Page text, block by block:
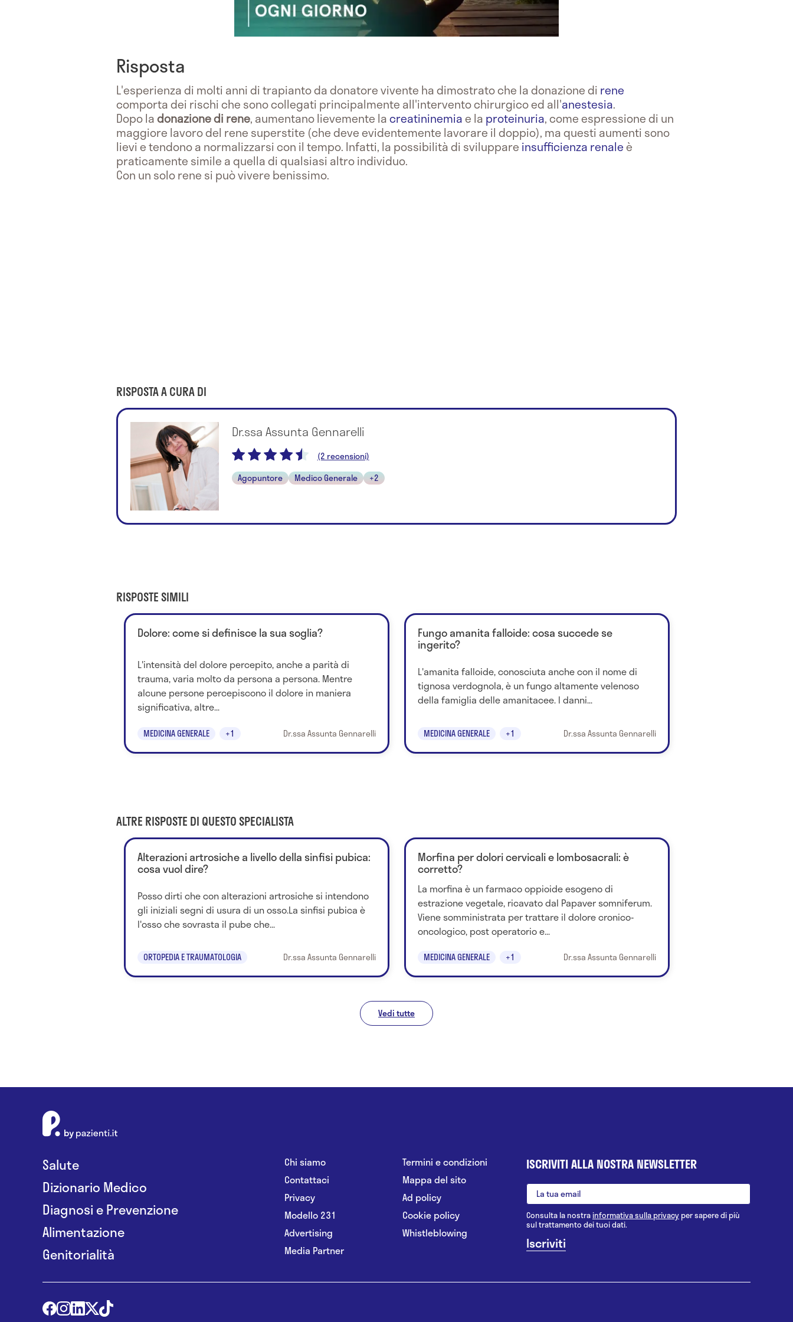
Risposta
L'esperienza di molti anni di trapianto da donatore vivente ha dimostrato che la donazione di rene
comporta dei rischi che sono collegati principalmente all'intervento chirurgico ed all'anestesia.
Dopo ladonazione di rene, aumentano lievemente lacreatininemiae la proteinuria, come espressione di un
maggiore lavoro del rene superstite (che deve evidentemente lavorare il doppio), ma questi aumenti sono
lievi e tendono a normalizzarsi con il tempo. Infatti, la possibilità di sviluppare insufficienza renaleè
praticamente simile a quella di qualsiasi altro individuo.
Con un solo rene si può vivere benissimo.
RISPOSTA A CURA DI
Dr.ssa Assunta Gennarelli
(2 recensioni)
Agopuntore
Medico Generale +2
RISPOSTE SIMILI
Dolore: come si definisce la sua soglia?
L'intensità del dolore percepito, anche a parità di
trauma, varia molto da persona a persona. Mentre
alcune persone percepiscono il dolore in maniera
significativa, altre...
MEDICINA GENERALE +1 Dr.ssa Assunta Gennarelli
Fungo amanita falloide: cosa succede se
ingerito?
L'amanita falloide, conosciuta anche con il nome di
tignosa verdognola, è un fungo altamente velenoso
della famiglia delle amanitacee. I danni...
MEDICINA GENERALE +1 Dr.ssa Assunta Gennarelli
ALTRE RISPOSTE DI QUESTO SPECIALISTA
Alterazioni artrosiche a livello della sinfisi pubica:
cosa vuol dire?
Posso dirti che con alterazioni artrosiche si intendono
gli iniziali segni di usura di un osso.La sinfisi pubica è
l'osso che sovrasta il pube che...
ORTOPEDIA E TRAUMATOLOGIA Dr.ssa Assunta Gennarelli
Morfina per dolori cervicali e lombosacrali: è
corretto?
La morfina è un farmaco oppioide esogeno di
estrazione vegetale, ricavato dal Papaver somniferum.
Viene somministrata per trattare il dolore cronico-
oncologico, post operatorio e...
MEDICINA GENERALE +1 Dr.ssa Assunta Gennarelli
Vedi tutte
Salute
Dizionario Medico
Diagnosi e Prevenzione
Alimentazione
Genitorialità
Chi siamo
Contattaci
Privacy
Modello 231
Advertising
Media Partner
Termini e condizioni
Mappa del sito
Ad policy
Cookie policy
Whistleblowing
ISCRIVITI ALLA NOSTRA NEWSLETTER
Consulta la nostrainformativa sulla privacy per sapere di più
sul trattamento dei tuoi dati.